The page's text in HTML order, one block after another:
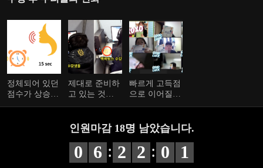
정체되어 있던
점수가 상승합
제대로 준비하
고 있는 것이
다.
빠르게 고득점
으로 이어질
인원마감 18명 남았습니다.
0 6 : 2 2 : 0 1